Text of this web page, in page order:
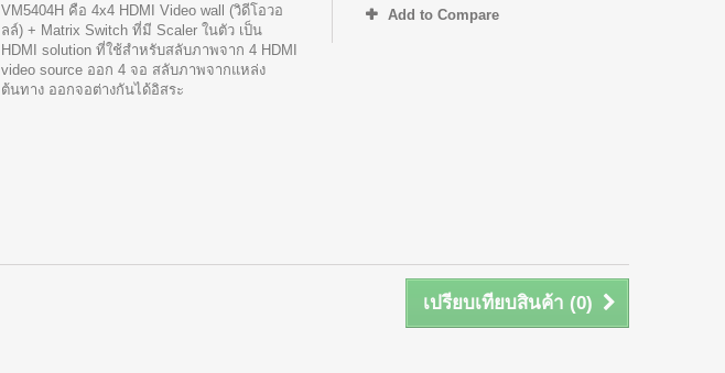
VM5404H คือ 4x4 HDMI Video wall (วิดีโอวอ
ลล์) + Matrix Switch ที่มี Scaler ในตัว เป็น
HDMI solution ที่ใช้สำหรับสลับภาพจาก 4 HDMI
video source ออก 4 จอ สลับภาพจากแหล่ง
ต้นทาง ออกจอต่างกันได้อิสระ
Add to Compare
เปรียบเทียบสินค้า (0)